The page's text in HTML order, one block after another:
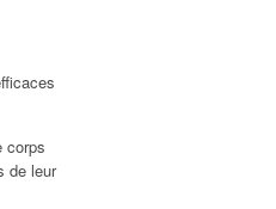
corps
de leur